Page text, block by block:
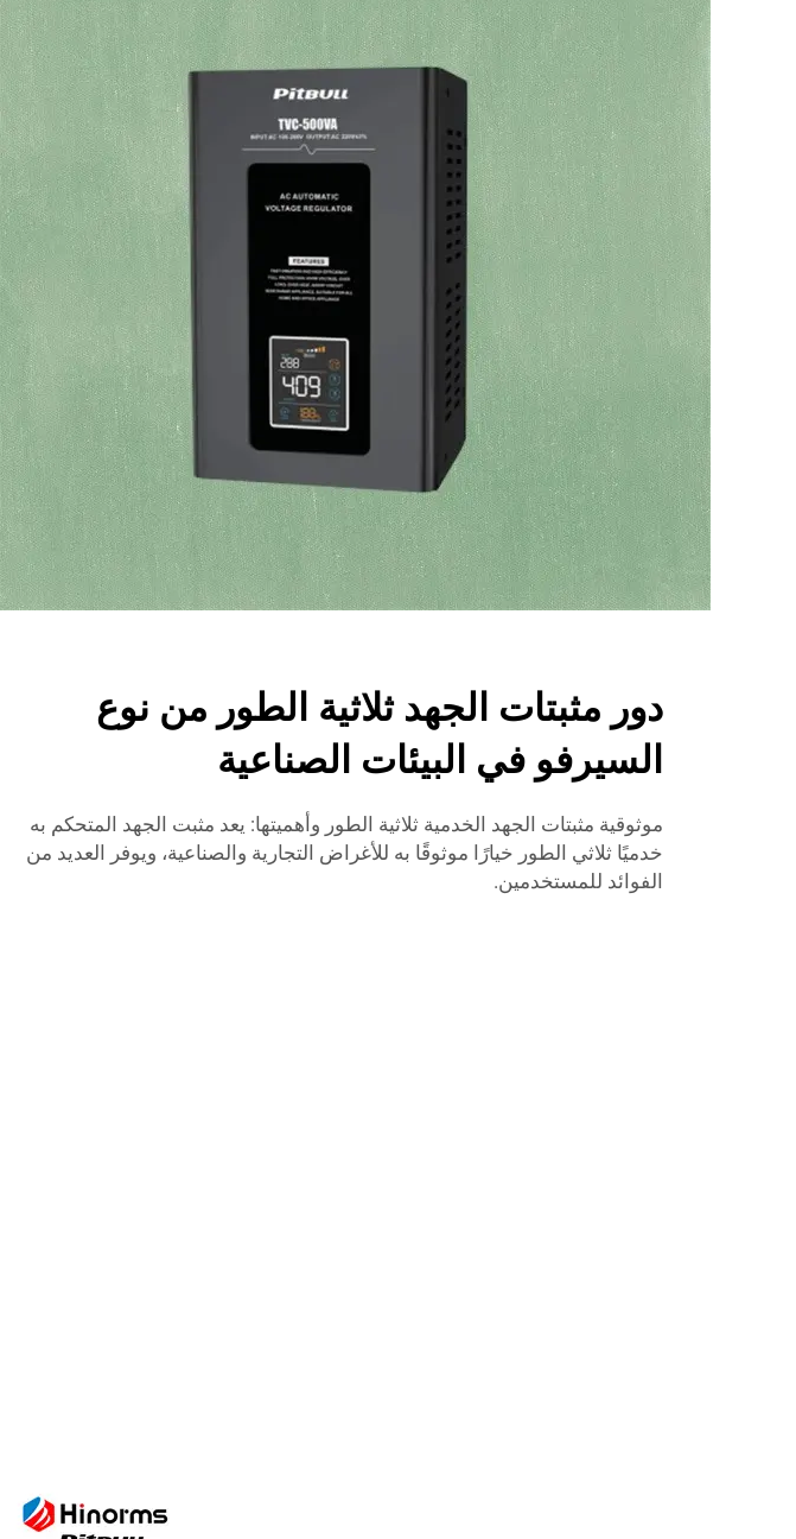
دور مثبتات الجهد ثلاثية الطور من نوع
السيرفو في البيئات الصناعية
موثوقية مثبتات الجهد الخدمية ثلاثية الطور وأهميتها: يعد مثبت الجهد المتحكم به
خدميًا ثلاثي الطور خيارًا موثوقًا به للأغراض التجارية والصناعية، ويوفر العديد من
الفوائد للمستخدمين.